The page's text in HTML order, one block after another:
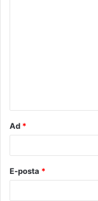
Ad *
E-posta *